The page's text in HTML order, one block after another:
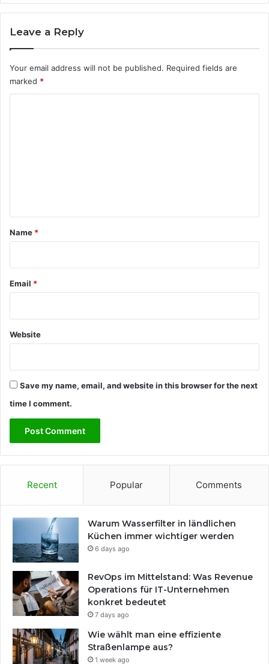
Leave a Reply
Your email address will not be published. Required fields are
marked *
*
Name *
Email *
Website
Save my name, email, and website in this browser for the next
time I comment.
Recent Popular Comments
Warum Wasserfilter in ländlichen
Küchen immer wichtiger werden
6 days ago
RevOps im Mittelstand: Was Revenue
Operations für IT-Unternehmen
konkret bedeutet
7 days ago
Wie wählt man eine effiziente
Straßenlampe aus?
1 week ago